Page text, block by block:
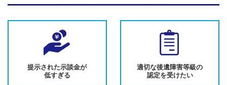
提示された示談金が
低すぎる
適切な後遺障害等級の
認定を受けたい